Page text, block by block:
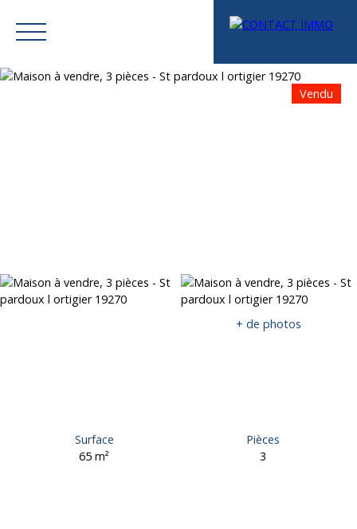
Mes favoris Espace vendeur Estimation
Vendu
+ de photos
Surface
65m²
Pièces
3